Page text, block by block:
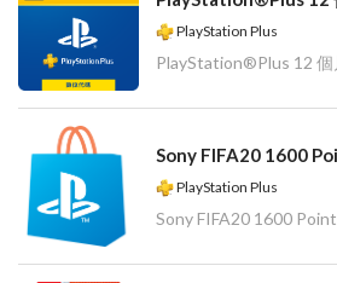
PlayStation Plus
PlayStation®Plus 12 個
Sony FIFA20 1600
PlayStation Plus
Sony FIFA20 1600